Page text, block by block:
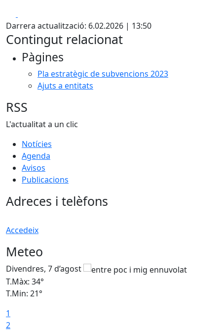
Darrera actualització: 6.02.2026 | 13:50
Contingut relacionat
Pàgines
Pla estratègic de subvencions 2023
Ajuts a entitats
RSS
L'actualitat a un clic
Notícies
Agenda
Avisos
Publicacions
Adreces i telèfons
Accedeix
Meteo
Divendres, 7 d’agost
T.Màx: 34°
T.Min: 21°
1
2